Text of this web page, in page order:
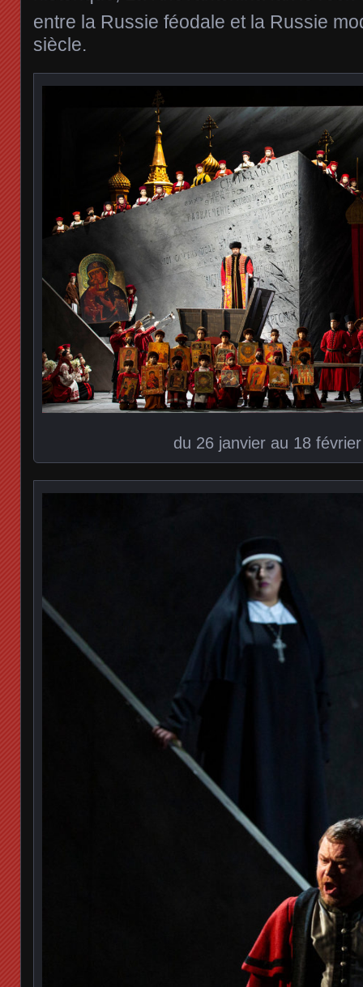
entre la Russie féodale et la Russie
siècle.
du 26 janvier au 18